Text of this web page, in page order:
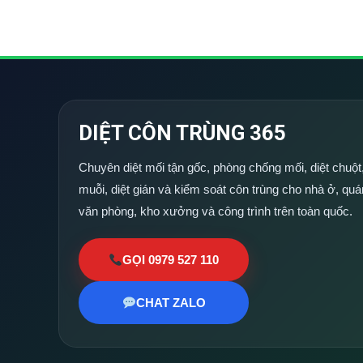
DIỆT CÔN TRÙNG 365
Chuyên diệt mối tận gốc, phòng chống mối, diệt
muỗi, diệt gián và kiểm soát côn trùng cho nhà ở,
văn phòng, kho xưởng và công trình trên toàn quốc.
GỌI 0979 527 110
CHAT ZALO